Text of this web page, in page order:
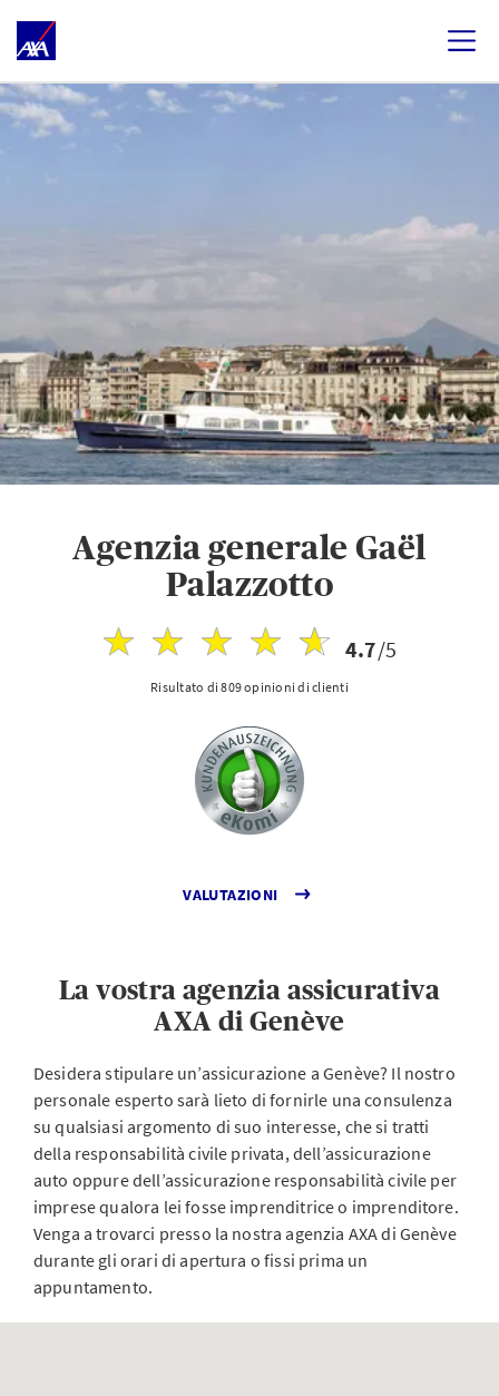
Agenzia generale Gaël
Palazzotto
4.7/5
Risultato di 809 opinioni di clienti
VALUTAZIONI
La vostra agenzia assicurativa
AXA di Genève
Desidera stipulare un’assicurazione a Genève? Il nostro
personale esperto sarà lieto di fornirle una consulenza
su qualsiasi argomento di suo interesse, che si tratti
della responsabilità civile privata, dell’assicurazione
auto oppure dell’assicurazione responsabilità civile per
imprese qualora lei fosse imprenditrice o imprenditore.
Venga a trovarci presso la nostra agenzia AXA di Genève
durante gli orari di apertura o fissi prima un
appuntamento.